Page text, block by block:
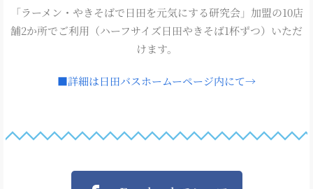
「ラーメン・やきそばで日田を元気にする研究会」加盟の10店
舗2か所でご利用（ハーフサイズ日田やきそば1杯ずつ）いただ
けます。
■詳細は日田バスホームーページ内にて→